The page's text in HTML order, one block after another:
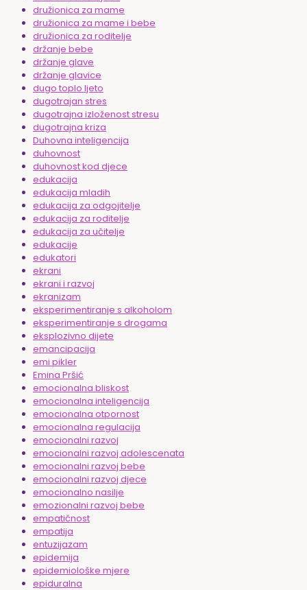
družionica za mame
družionica za mame i bebe
družionica za roditelje
držanje bebe
držanje glave
držanje glavice
dugo toplo ljeto
dugotrajan stres
dugotrajna izloženost stresu
dugotrajna kriza
Duhovna inteligencija
duhovnost
duhovnost kod djece
edukacija
edukacija mladih
edukacija za odgojitelje
edukacija za roditelje
edukacija za učitelje
edukacije
edukatori
ekrani
ekrani i razvoj
ekranizam
eksperimentiranje s alkoholom
eksperimentiranje s drogama
eksplozivno dijete
emancipacija
emi pikler
Emina Pršić
emocionalna bliskost
emocionalna inteligencija
emocionalna otpornost
emocionalna regulacija
emocionalni razvoj
emocionalni razvoj adolescenata
emocionalni razvoj bebe
emocionalni razvoj djece
emocionalno nasilje
emozionalni razvoj bebe
empatičnost
empatija
entuzijazam
epidemija
epidemiološke mjere
epiduralna